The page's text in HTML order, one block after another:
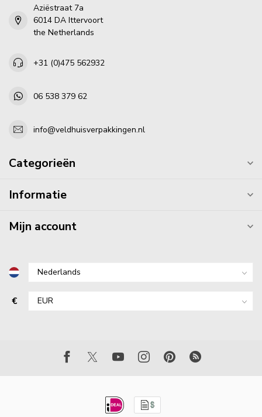
Aziëstraat 7a
6014 DA Ittervoort
the Netherlands
+31 (0)475 562932
06 538 379 62
info@veldhuisverpakkingen.nl
Categorieën
Informatie
Mijn account
€